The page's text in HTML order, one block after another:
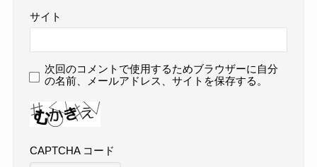
サイト
次回のコメントで使用するためブラウザーに自分
の名前、メールアドレス、サイトを保存する。
CAPTCHA コード